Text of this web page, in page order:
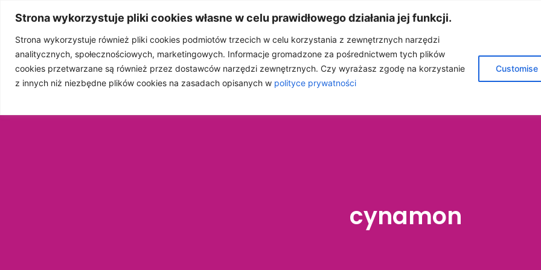
Strona wykorzystuje pliki cookies własne w celu prawidłowego działania jej funkcji.
Strona wykorzystuje również pliki cookies podmiotów trzecich w celu korzystania z zewnętrznych narzędzi
analitycznych, społecznościowych, marketingowych. Informacje gromadzone za pośrednictwem tych plików
cookies przetwarzane są również przez dostawców narzędzi zewnętrznych. Czy wyrażasz zgodę na korzystanie
z innych niż niezbędne plików cookies na zasadach opisanych w polityce prywatności
Customise
STRONA GŁÓWNA O MNIE OLEJKI ETERYCZNE BLOG
WSPÓŁPRACA KONTAKT
cynamon